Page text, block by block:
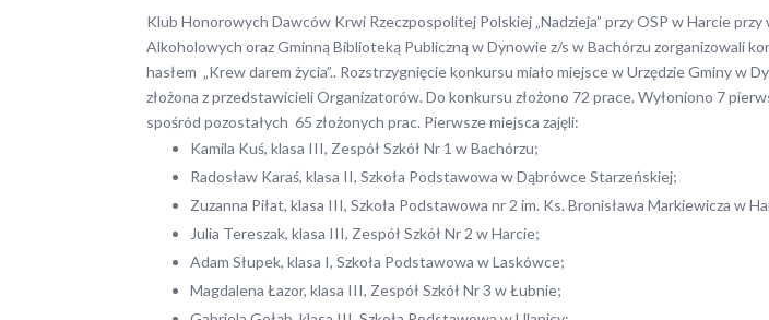
Klub Honorowych Dawców Krwi Rzeczpospolitej Polskiej „Nadzieja” przy OSP w Harcie
Alkoholowych oraz Gminną Biblioteką Publiczną w Dynowie z/s w Bachórzu zorganizowali
hasłem „Krew darem życia”.. Rozstrzygnięcie konkursu miało miejsce w Urzędzie Gminy
złożona z przedstawicieli Organizatorów. Do konkursu złożono 72 prace. Wyłoniono 7
spośród pozostałych 65 złożonych prac. Pierwsze miejsca zajęli:
Kamila Kuś, klasa III, Zespół Szkół Nr 1 w Bachórzu;
Radosław Karaś, klasa II, Szkoła Podstawowa w Dąbrówce Starzeńskiej;
Zuzanna Piłat, klasa III, Szkoła Podstawowa nr 2 im. Ks. Bronisława Markiewicza w
Julia Tereszak, klasa III, Zespół Szkół Nr 2 w Harcie;
Adam Słupek, klasa I, Szkoła Podstawowa w Laskówce;
Magdalena Łazor, klasa III, Zespół Szkół Nr 3 w Łubnie;